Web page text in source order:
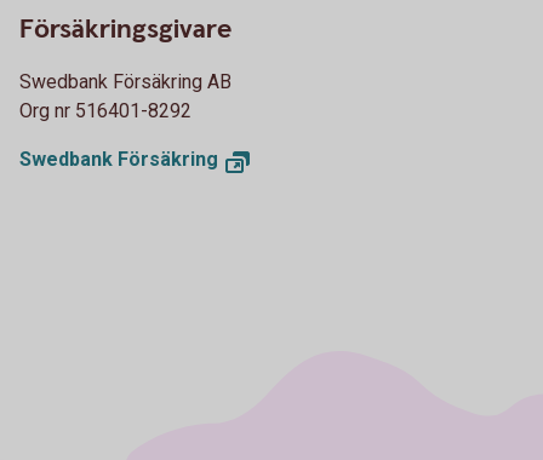
Försäkringsgivare
Swedbank Försäkring AB
Org nr 516401-8292
Swedbank Försäkring